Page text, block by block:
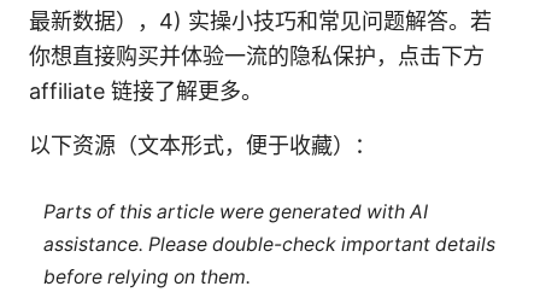
最新数据），4) 实操小技巧和常见问题解答。若
你想直接购买并体验一流的隐私保护，点击下方
affiliate 链接了解更多。
以下资源（文本形式，便于收藏）：
Parts of this article were generated with AI
assistance. Please double-check important details
before relying on them.